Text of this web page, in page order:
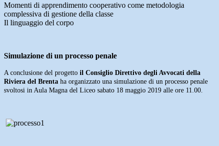
Momenti di apprendimento cooperativo come metodologia
complessiva di gestione della classe
Il linguaggio del corpo
Simulazione di un processo penale
A conclusione del progetto il Consiglio Direttivo degli Avvocati della
Riviera del Brenta ha organizzato una simulazione di un processo penale
svoltosi in Aula Magna del Liceo sabato 18 maggio 2019 alle ore 11.00.